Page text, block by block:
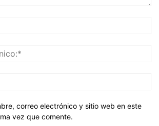
correo electrónico y sitio web en este
vez que comente.